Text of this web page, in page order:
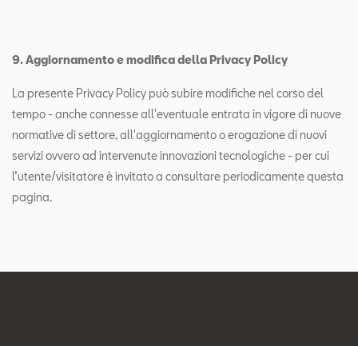
9. Aggiornamento e modifica della Privacy Policy
La presente Privacy Policy può subire modifiche nel corso del
tempo - anche connesse all'eventuale entrata in vigore di nuove
normative di settore, all'aggiornamento o erogazione di nuovi
servizi ovvero ad intervenute innovazioni tecnologiche - per cui
l’utente/visitatore è invitato a consultare periodicamente questa
pagina.